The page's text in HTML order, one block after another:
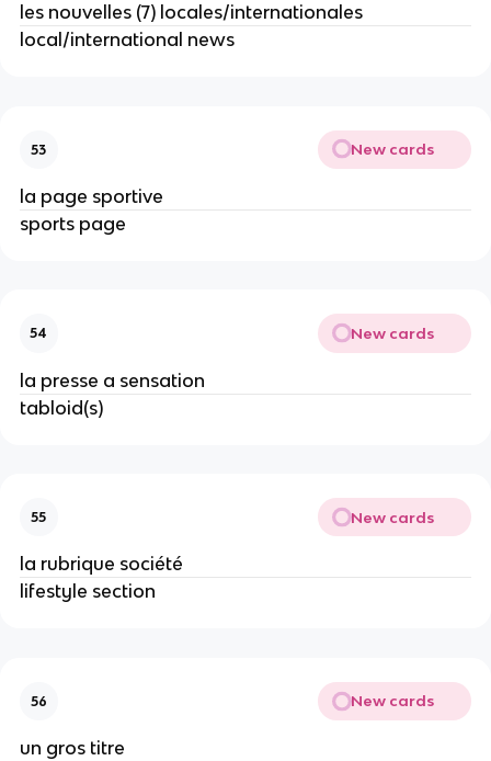
les nouvelles (7) locales/internationales
local/international news
53 New cards
la page sportive
sports page
54 New cards
la presse a sensation
tabloid(s)
55 New cards
la rubrique société
lifestyle section
56 New cards
un gros titre